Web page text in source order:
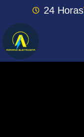
24 Horas